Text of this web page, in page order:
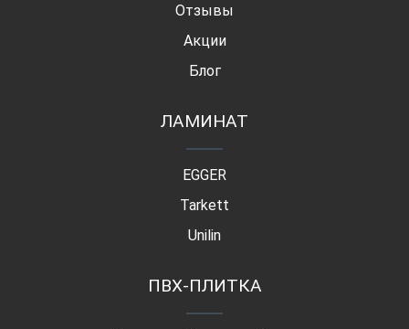
Отзывы
Акции
Блог
ЛАМИНАТ
EGGER
Tarkett
Unilin
ПВХ-ПЛИТКА